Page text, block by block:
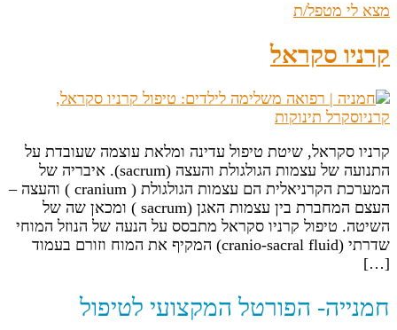
מצא לי מטפל/ת
קרניו סקראל
קרניו סקראל, שיטת טיפול עדינה ומלאת עוצמה שעובדת על
התנועה של עצמות הגולגולת והעצה (sacrum). איבריה של
המערכת הקרניאלית הם עצמות הגולגולת ( cranium ) והעצה –
העצם המחברת בין עצמות האגן (sacrum ) ומכאן שה של
השיטה. טיפול קרניו סקראל מתבסס על הנעה של הנוזל המוחי
שדרתי (cranio-sacral fluid) המקיף את המוח וזורם בעמוד
[…]
חמנייה- הפורטל המקצועי לטיפול